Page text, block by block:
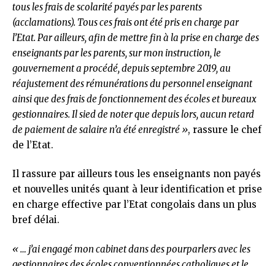
tous les frais de scolarité payés par les parents
(acclamations). Tous ces frais ont été pris en charge par
l’Etat. Par ailleurs, afin de mettre fin à la prise en charge des
enseignants par les parents, sur mon instruction, le
gouvernement a procédé, depuis septembre 2019, au
réajustement des rémunérations du personnel enseignant
ainsi que des frais de fonctionnement des écoles et bureaux
gestionnaires. Il sied de noter que depuis lors, aucun retard
de paiement de salaire n’a été enregistré », rassure le chef
de l’Etat.
Il rassure par ailleurs tous les enseignants non payés
et nouvelles unités quant à leur identification et prise
en charge effective par l’Etat congolais dans un plus
bref délai.
« … j’ai engagé mon cabinet dans des pourparlers avec les